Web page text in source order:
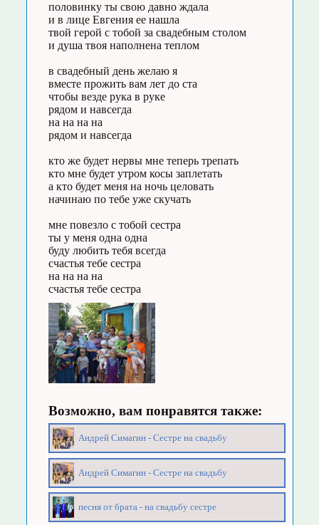
половинку ты свою давно ждала
и в лице Евгения ее нашла
твой герой с тобой за свадебным столом
и душа твоя наполнена теплом
в свадебный день желаю я
вместе прожить вам лет до ста
чтобы везде рука в руке
рядом и навсегда
на на на на
рядом и навсегда
кто же будет нервы мне теперь трепать
кто мне будет утром косы заплетать
а кто будет меня на ночь целовать
начинаю по тебе уже скучать
мне повезло с тобой сестра
ты у меня одна одна
буду любить тебя всегда
счастья тебе сестра
на на на на
счастья тебе сестра
Возможно, вам понравятся также:
Андрей Симагин - Сестре на свадьбу
Андрей Симагин - Сестре на свадьбу
песня от брата - на свадьбу сестре